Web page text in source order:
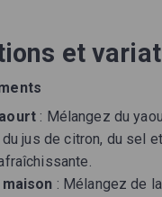
et
: Mélangez du
du jus de citron, du sel
: Mélangez de